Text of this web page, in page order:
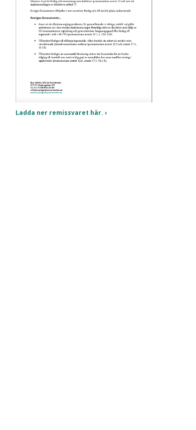
Ladda ner remissvaret här.